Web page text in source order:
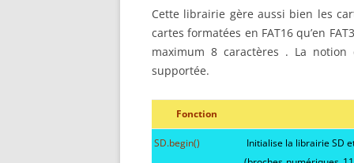
Cette librairie gère aussi bien les
cartes formatées en FAT16 qu’en
maximum 8 caractères . La
supportée.
Fonction
SD.begin()
Initialise la librairie SD